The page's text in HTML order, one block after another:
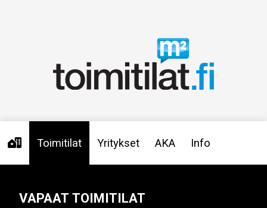
Toimitilat Yritykset AKA Info
Vapaat toimitilat